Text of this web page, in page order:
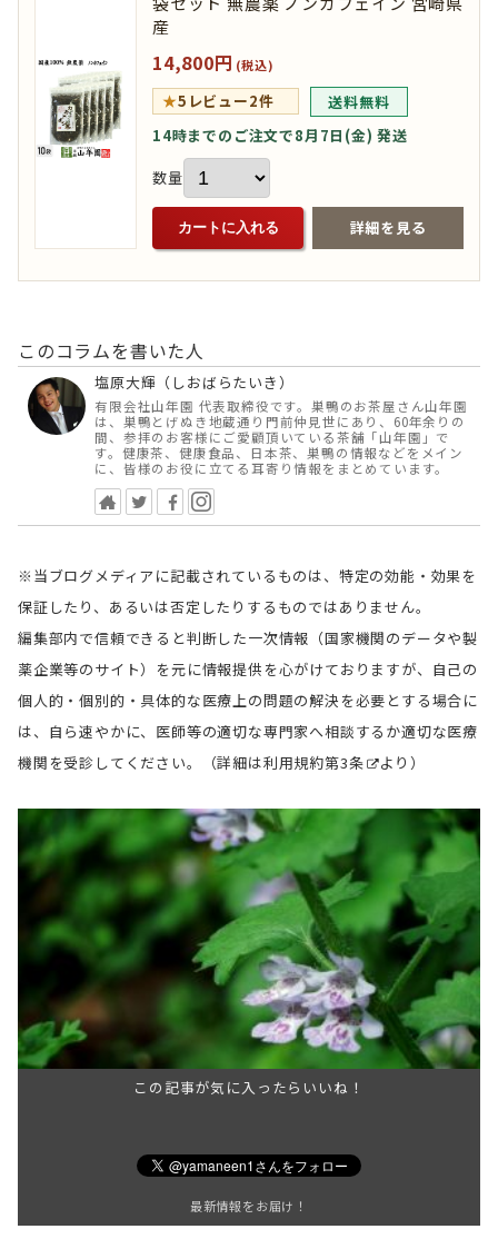
産
14,800円 (税込)
★5 レビュー2件
送料無料
14時までのご注文で8月7日(金) 発送
数量
カートに入れる 詳細を見る
このコラムを書いた人
塩原大輝（しおばらたいき）
有限会社山年園 代表取締役です。巣鴨のお茶屋さん山年園
は、巣鴨とげぬき地蔵通り門前仲見世にあり、60年余りの
間、参拝のお客様にご愛顧頂いている茶舗「山年園」で
す。健康茶、健康食品、日本茶、巣鴨の情報などをメイン
に、皆様のお役に立てる耳寄り情報をまとめています。
※当ブログメディアに記載されているものは、特定の効能・効果を
保証したり、あるいは否定したりするものではありません。
編集部内で信頼できると判断した一次情報（国家機関のデータや製
薬企業等のサイト）を元に情報提供を心がけておりますが、自己の
個人的・個別的・具体的な医療上の問題の解決を必要とする場合に
は、自ら速やかに、医師等の適切な専門家へ相談するか適切な医療
機関を受診してください。（詳細は利用規約第3条 より）
この記事が気に入ったらいいね！
最新情報をお届け！